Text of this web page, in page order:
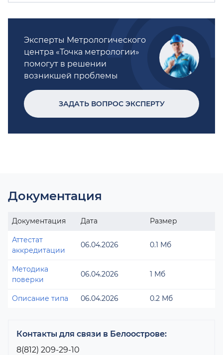
Эксперты Метрологического
центра «Точка метрологии»
помогут в решении
возникшей проблемы
ЗАДАТЬ ВОПРОС ЭКСПЕРТУ
Документация
Документация Дата Размер
Аттестат
аккредитации
06.04.2026 0.1 Мб
Методика
поверки
06.04.2026 1 Мб
Описание типа 06.04.2026 0.2 Мб
Контакты для связи в Белоострове:
8(812) 209-29-10